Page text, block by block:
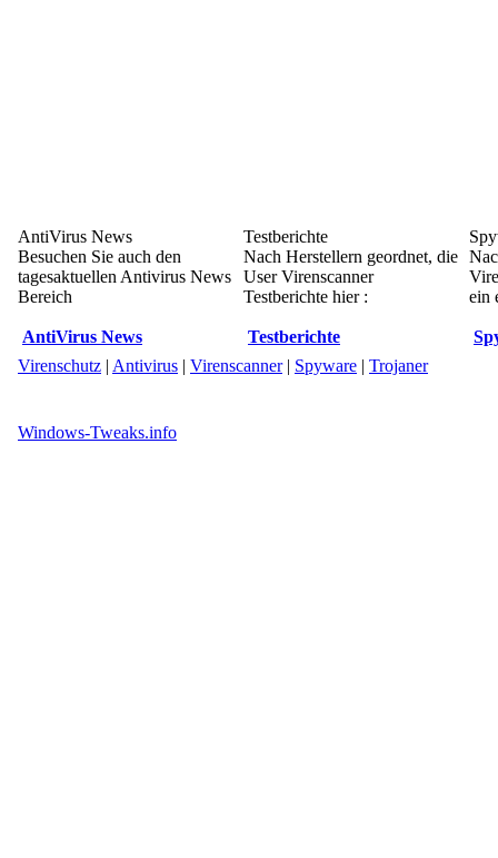
AntiVirus News
Besuchen Sie auch den
tagesaktuellen Antivirus News
Bereich
AntiVirus News
Testberichte
Nach Herstellern geordnet, die
User Virenscanner
Testberichte hier :
Testberichte
ein
Virenschutz | Antivirus | Virenscanner| Spyware | Trojaner
Windows-Tweaks.info